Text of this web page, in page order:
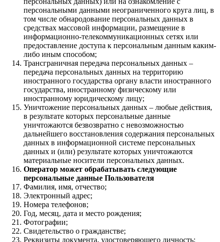
персональными данными неограниченного круга лиц, в
том числе обнародование персональных данных в
средствах массовой информации, размещение в
информационно-телекоммуникационных сетях или
предоставление доступа к персональным данным каким-
либо иным способом;
Трансграничная передача персональных данных –
передача персональных данных на территорию
иностранного государства органу власти иностранного
государства, иностранному физическому или
иностранному юридическому лицу;
Уничтожение персональных данных – любые действия,
в результате которых персональные данные
уничтожаются безвозвратно с невозможностью
дальнейшего восстановления содержания персональных
данных в информационной системе персональных
данных и (или) результате которых уничтожаются
материальные носители персональных данных.
Оператор может обрабатывать следующие
персональные данные Пользователя
Фамилия, имя, отчество;
Электронный адрес;
Номера телефонов;
Год, месяц, дата и место рождения;
Фотографии;
Свидетельство о гражданстве;
Реквизиты документа, удостоверяющего личность;